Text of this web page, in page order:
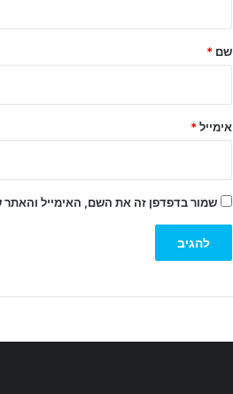
ל
שם *
אימייל*
שמור בדפדפן זה את השם, האימייל